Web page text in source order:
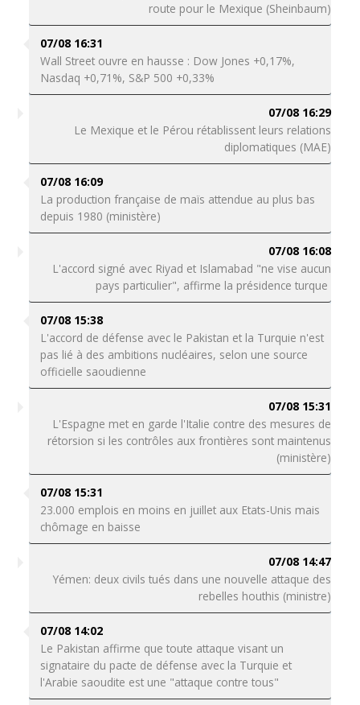
route pour le Mexique (Sheinbaum)
07/08 16:31
Wall Street ouvre en hausse : Dow Jones +0,17%,
Nasdaq +0,71%, S&P 500 +0,33%
07/08 16:29
Le Mexique et le Pérou rétablissent leurs relations
diplomatiques (MAE)
07/08 16:09
La production française de maïs attendue au plus bas
depuis 1980 (ministère)
07/08 16:08
L'accord signé avec Riyad et Islamabad "ne vise aucun
pays particulier", affirme la présidence turque
07/08 15:38
L'accord de défense avec le Pakistan et la Turquie n'est
pas lié à des ambitions nucléaires, selon une source
officielle saoudienne
07/08 15:31
L'Espagne met en garde l'Italie contre des mesures de
rétorsion si les contrôles aux frontières sont maintenus
(ministère)
07/08 15:31
23.000 emplois en moins en juillet aux Etats-Unis mais
chômage en baisse
07/08 14:47
Yémen: deux civils tués dans une nouvelle attaque des
rebelles houthis (ministre)
07/08 14:02
Le Pakistan affirme que toute attaque visant un
signataire du pacte de défense avec la Turquie et
l'Arabie saoudite est une "attaque contre tous"